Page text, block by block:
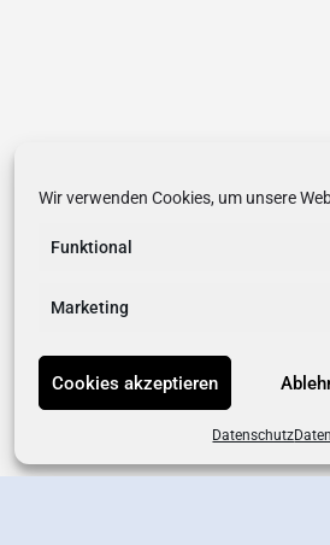
Wir verwenden Cookies, um unsere
Funktional
Marketing
Cookies akzeptieren
Datenschutz